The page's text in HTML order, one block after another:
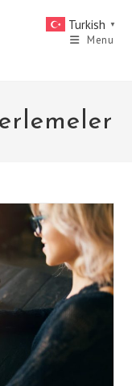
Menu
Turkish ▼